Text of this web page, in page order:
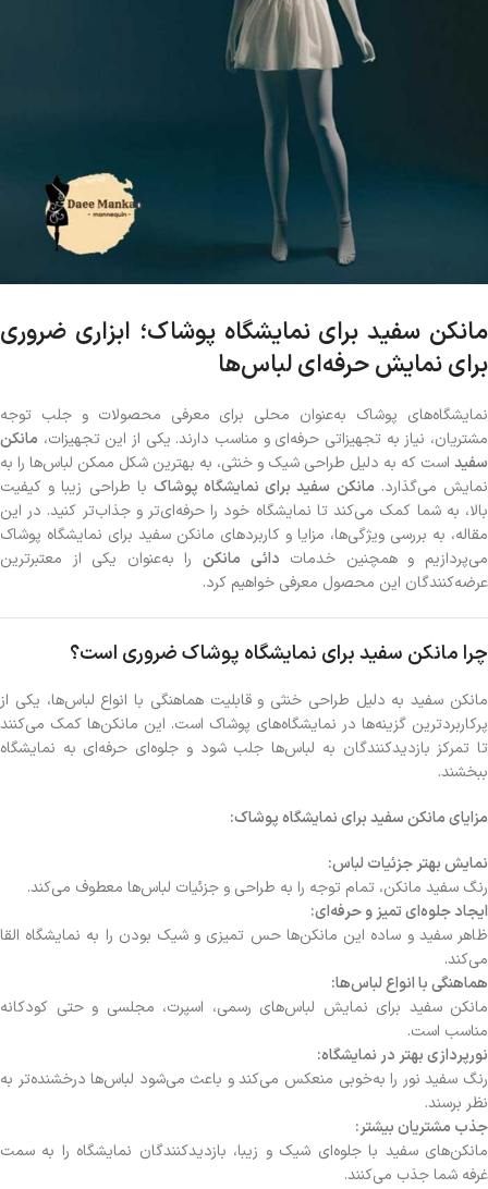
مانکن سفید برای نمایشگاه پوشاک؛ ابزاری ضروری
برای نمایش حرفه‌ای لباس‌ها
نمایشگاه‌های پوشاک به‌عنوان محلی برای معرفی محصولات و جلب توجه
مشتریان، نیاز به تجهیزاتی حرفه‌ای و مناسب دارند. یکی از این تجهیزات، مانکن
سفید است که به دلیل طراحی شیک و خنثی، به بهترین شکل ممکن لباس‌ها را به
نمایش می‌گذارد. مانکن سفید برای نمایشگاه پوشاک با طراحی زیبا و کیفیت
بالا، به شما کمک می‌کند تا نمایشگاه خود را حرفه‌ای‌تر و جذاب‌تر کنید. در این
مقاله، به بررسی ویژگی‌ها، مزایا و کاربردهای مانکن سفید برای نمایشگاه پوشاک
می‌پردازیم و همچنین خدمات دائی مانکن را به‌عنوان یکی از معتبرترین
عرضه‌کنندگان این محصول معرفی خواهیم کرد.
چرا مانکن سفید برای نمایشگاه پوشاک ضروری است؟
مانکن سفید به دلیل طراحی خنثی و قابلیت هماهنگی با انواع لباس‌ها، یکی از
پرکاربردترین گزینه‌ها در نمایشگاه‌های پوشاک است. این مانکن‌ها کمک می‌کنند
تا تمرکز بازدیدکنندگان به لباس‌ها جلب شود و جلوه‌ای حرفه‌ای به نمایشگاه
ببخشند.
مزایای مانکن سفید برای نمایشگاه پوشاک:
نمایش بهتر جزئیات لباس:
رنگ سفید مانکن، تمام توجه را به طراحی و جزئیات لباس‌ها معطوف می‌کند.
ایجاد جلوه‌ای تمیز و حرفه‌ای:
ظاهر سفید و ساده این مانکن‌ها حس تمیزی و شیک بودن را به نمایشگاه القا
می‌کند.
هماهنگی با انواع لباس‌ها:
مانکن سفید برای نمایش لباس‌های رسمی، اسپرت، مجلسی و حتی کودکانه
مناسب است.
نورپردازی بهتر در نمایشگاه:
رنگ سفید نور را به‌خوبی منعکس می‌کند و باعث می‌شود لباس‌ها درخشنده‌تر به
نظر برسند.
جذب مشتریان بیشتر:
مانکن‌های سفید با جلوه‌ای شیک و زیبا، بازدیدکنندگان نمایشگاه را به سمت
غرفه شما جذب می‌کنند.